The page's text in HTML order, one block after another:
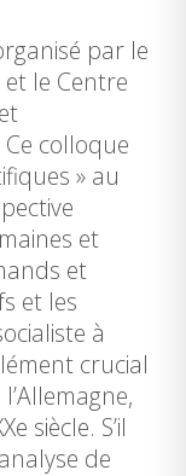
par le
le Centre
colloque
» au
et
et
et les
à
crucial
siècle. S’il
de